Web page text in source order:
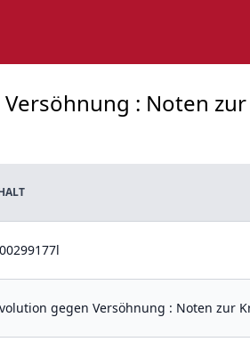
: Noten
gegen Versöhnung : Noten zur